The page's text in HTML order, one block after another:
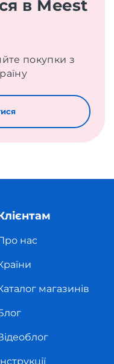
в Meest
покупки з
нас
магазинів